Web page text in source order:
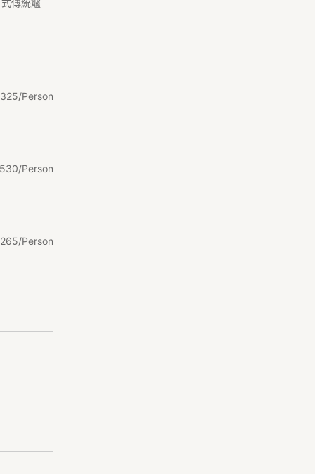
傳統爐
325/Person
530/Person
265/Person